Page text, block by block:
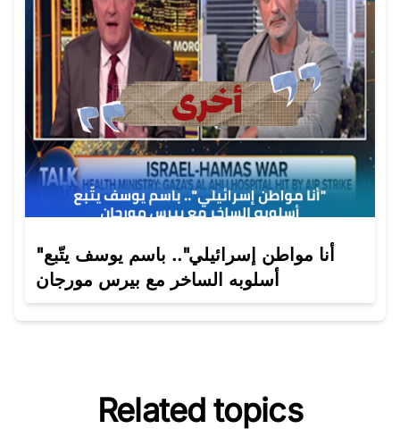
"أنا مواطن إسرائيلي".. باسم يوسف يتّبع
أسلوبه الساخر مع بيرس مورجان
Related topics